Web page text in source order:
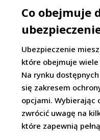
Co obejmuje
Ubezpieczenie
które obejmuje
Na rynku
się zakresem
opcjami. Wybierając
zwrócić uwagę na
które zapewnią